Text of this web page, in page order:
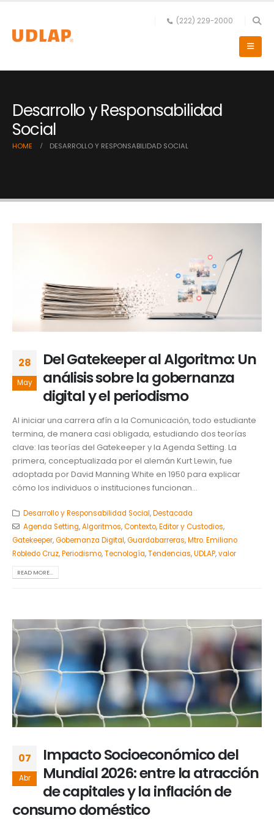
(222) 229-2000
Desarrollo y Responsabilidad
Social
HOME DESARROLLO Y RESPONSABILIDAD SOCIAL
28
May
Del Gatekeeper al Algoritmo: Un
análisis sobre la gobernanza
digital y el periodismo
Al iniciar una carrera afín a la Comunicación, todo estudiante
termina, de manera casi obligada, estudiando dos teorías
clave: las teorías del Gatekeeper y la Agenda Setting. La
primera, conceptualizada por el alemán Kurt Lewin, fue
adoptada por David Manning White en 1950 para explicar
cómo los individuos o instituciones funcionan...
Desarrollo y Responsabilidad Social,Destacada
Agenda Setting,Algoritmos,Contexto,Editor y Custodios,
Gatekeeper,Gobernanza Digital,Guardabarreras,Mtro. Emiliano
Robledo Cruz,Periodismo,Tecnología,Tendencias,UDLAP,valor
READ MORE...
07
Abr
Impacto Socioeconómico del
Mundial 2026: entre la atracción
de capitales y la inflación de
consumo doméstico